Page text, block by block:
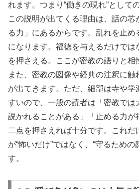
れます。つまり“働きの現れ”として
この説明が出てくる理由は、話の芯
る力」にあるからです。乱れを止め
になります。福徳を与えるだけでは
を押さえる。ここが密教の語りと相
また、密教の図像や経典の注釈に触
が出てきます。ただ、細部は寺や学
すいので、一般の読者は「密教では
説かれることがある」「止める力が
二点を押さえれば十分です。これだ
が“怖いだけ”ではなく、“守るための
す。